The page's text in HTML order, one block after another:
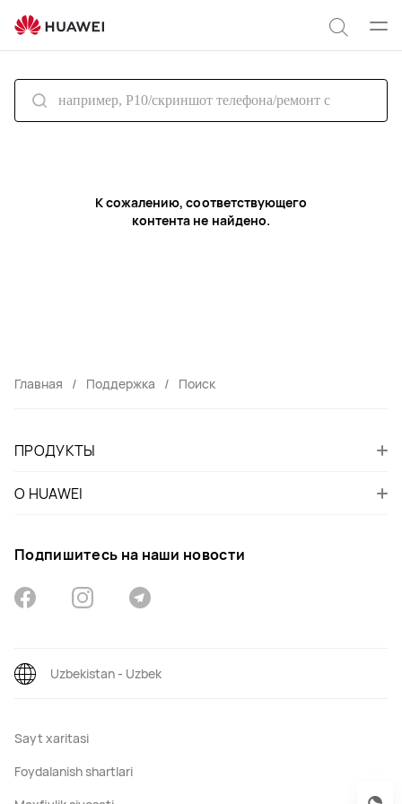
Служба
поддержки
HUAWEI
Поиск
по
К сожалению, соответствующего
контента не найдено.
Главная Поддержка Поиск
ПРОДУКТЫ
О HUAWEI
Подпишитесь на наши новости
Sayt xaritasi
Foydalanish shartlari
Uzbekistan - Uzbek